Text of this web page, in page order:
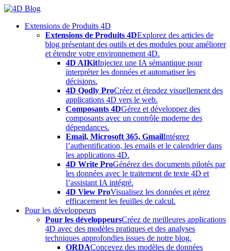
Skip
contentExtensions de Produits 4D
Extensions de Produits 4DExplorez des articles de
blog présentant des outils et des modules pour améliorer
et étendre votre environnement 4D.
4D AIKitInjectez une IA sémantique pour
interpréter les données et automatiser les
décisions.
4D Qodly ProCréez et étendez visuellement des
applications 4D vers le web.
Composants 4DGérez et développez des
composants avec un contrôle moderne des
dépendances.
Email, Microsoft 365, GmailIntégrez
l’authentification, les emails et le calendrier dans
les applications 4D.
4D Write ProGénérez des documents pilotés par
les données avec le traitement de texte 4D et
l’assistant IA intégré.
4D View ProVisualisez les données et gérez
efficacement les feuilles de calcul.
Pour les développeurs
Pour les développeursCréez de meilleures applications
4D avec des modèles pratiques et des analyses
techniques approfondies issues de notre blog.
ORDAConcevez des modèles de données